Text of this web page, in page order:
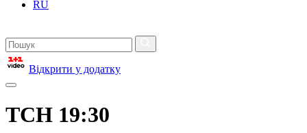
RU
Відкрити у додатку
ТСН 19:30